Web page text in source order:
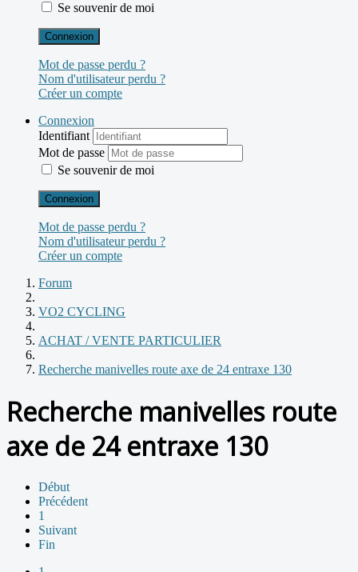
Se souvenir de moi
Connexion
Mot de passe perdu ?
Nom d'utilisateur perdu ?
Créer un compte
Connexion
Identifiant
Mot de passe
Se souvenir de moi
Connexion
Mot de passe perdu ?
Nom d'utilisateur perdu ?
Créer un compte
Forum
VO2 CYCLING
ACHAT / VENTE PARTICULIER
Recherche manivelles route axe de 24 entraxe 130
Recherche manivelles route
axe de 24 entraxe 130
Début
Précédent
1
Suivant
Fin